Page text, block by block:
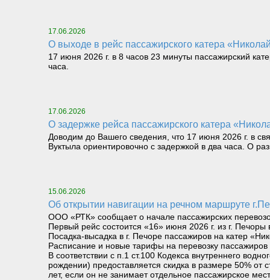
17.06.2026
О выходе в рейс пассажирского катера
17 июня 2026 г. в 8 часов 23 минуты пассажирский
часа.
17.06.2026
О задержке рейса пассажирского катера
Доводим до Вашего сведения, что 17 июня 2026 г. в
Вуктыла ориентировочно с задержкой в два часа. О
15.06.2026
Об открытии навигации на речном маршруте
ООО «РТК» сообщает о начале пассажирских
Первый рейс состоится «16» июня 2026 г. из г. Печоры
Посадка-высадка в г. Печоре пассажиров на катер
Расписание и новые тарифы на перевозку
В соответствии с п.1 ст.100 Кодекса внутреннего
рождении) предоставляется скидка в размере 50% от
лет, если он не занимает отдельное пассажирское